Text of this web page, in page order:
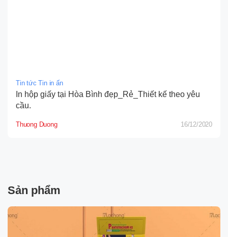
Tin tức Tin in ấn
In hộp giấy tại Hòa Bình đẹp_Rẻ_Thiết kế theo yêu
cầu.
Thuong Duong 16/12/2020
Sản phẩm